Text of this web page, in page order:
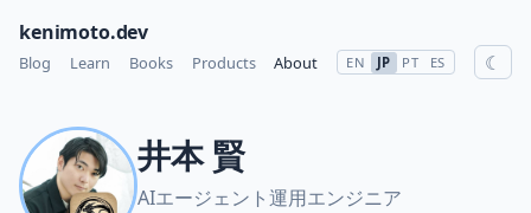
kenimoto.dev
Blog Learn Books Products About EN JP PT ES ☾
井本 賢
AIエージェント運用エンジニア